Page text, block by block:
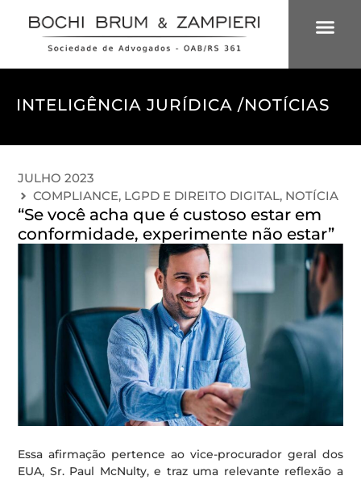
INTELIGÊNCIA JURÍDICA /NOTÍCIAS
JULHO 2023
COMPLIANCE, LGPD E DIREITO DIGITAL, NOTÍCIA
“Se você acha que é custoso estar em
conformidade, experimente não estar”
Essa afirmação pertence ao vice-procurador geral dos
EUA, Sr. Paul McNulty, e traz uma relevante reflexão a